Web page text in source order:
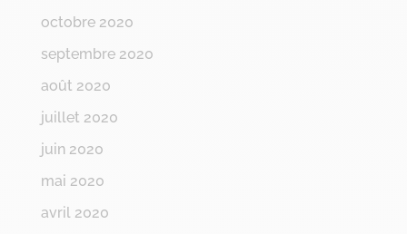
octobre 2020
septembre 2020
août 2020
juillet 2020
juin 2020
mai 2020
avril 2020